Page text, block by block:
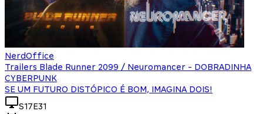
NerdOffice
Trailers Blade Runner 2099 / Neuromancer - DOBRADINHA
CYBERPUNK
SE UM FUTURO DISTÓPICO É BOM, IMAGINA DOIS!
S17E31